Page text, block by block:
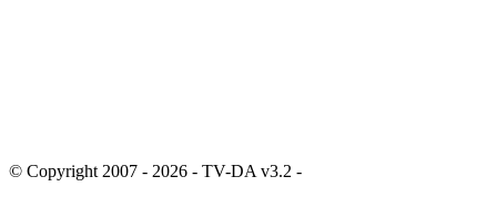
© Copyright 2007 - 2026 - TV-DA v3.2 -